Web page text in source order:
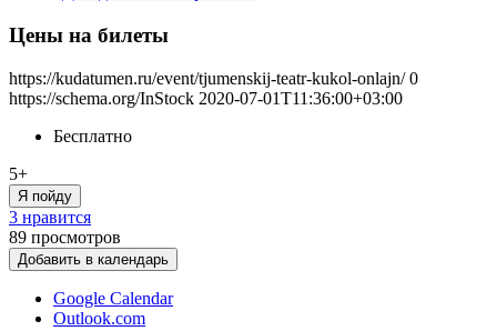
Цены на билеты
https://kudatumen.ru/event/tjumenskij-teatr-kukol-onlajn/ 0
https://schema.org/InStock 2020-07-01T11:36:00+03:00
Бесплатно
5+
Я пойду
3 нравится
89 просмотров
Добавить в календарь
Google Calendar
Outlook.com